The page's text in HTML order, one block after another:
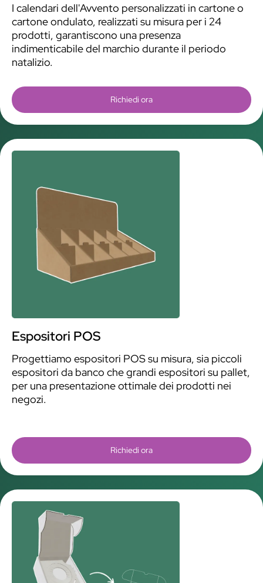
I calendari dell'Avvento personalizzati in cartone o
cartone ondulato, realizzati su misura per i 24
prodotti, garantiscono una presenza
indimenticabile del marchio durante il periodo
natalizio.
Richiedi ora
Espositori POS
Progettiamo espositori POS su misura, sia piccoli
espositori da banco che grandi espositori su pallet,
per una presentazione ottimale dei prodotti nei
negozi.
Richiedi ora